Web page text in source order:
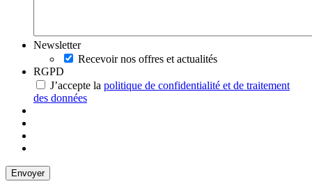
Newsletter
Recevoir nos offres et actualités
RGPD
J’accepte la politique de confidentialité et de traitement
des données